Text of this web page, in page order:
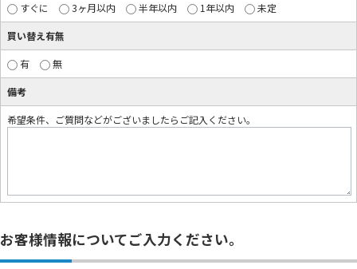
すぐに 3ヶ月以内 半年以内 1年以内 未定
買い替え有無
有 無
備考
希望条件、ご質問などがございましたらご記入ください。
お客様情報についてご入力ください。